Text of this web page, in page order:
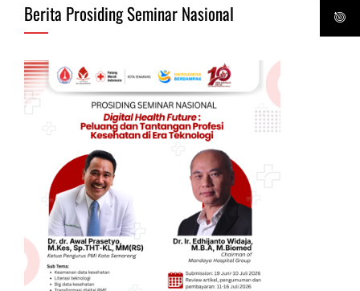
Berita Prosiding Seminar Nasional